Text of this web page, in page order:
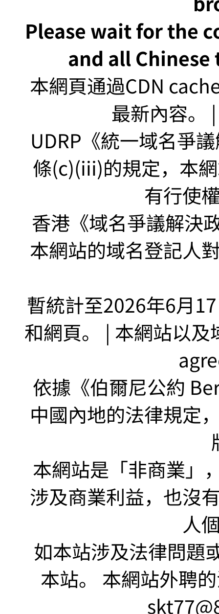
Please wait for the
and all
本網頁通過CDN
最新內容。
UDRP《統一域名爭
條(c)(iii)的規定，本
有行使
香港《域名爭議解決
本網站的域名登記人
暫統計至2026年6月
和網頁。 | 本網站以
依據《伯爾尼公約
中國內地的法律規定
本網站是「非商業
涉及商業利益，也沒
人
如本站涉及法律問題
本站。 本網站外聘